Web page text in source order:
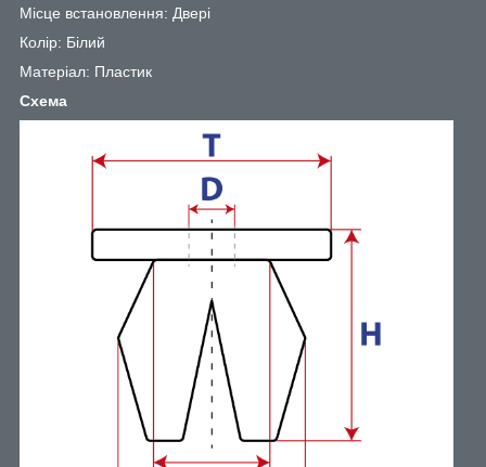
Місце встановлення: Двері
Колір: Білий
Матеріал: Пластик
Схема